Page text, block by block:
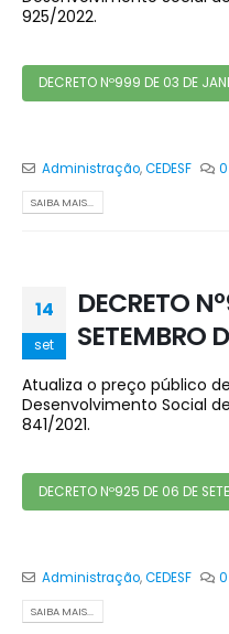
925/2022.
DECRETO Nº999 DE 03 DE
Administração,CEDESF
SAIBA MAIS...
14
set
DECRETO
SETEMBRO
Atualiza o preço público
Desenvolvimento Social
841/2021.
DECRETO Nº925 DE 06 DE
Administração,CEDESF
SAIBA MAIS...